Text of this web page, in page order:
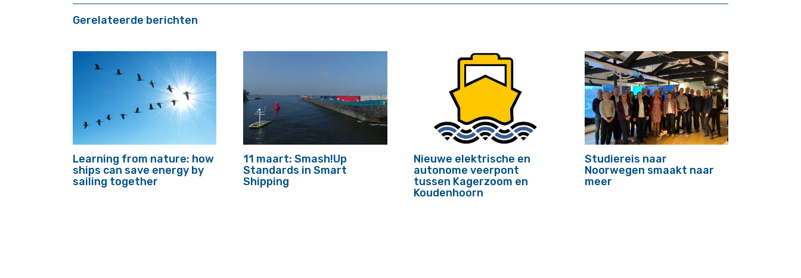
Gerelateerde berichten
Learning from nature: how
ships can save energy by
sailing together
11 maart: Smash!Up
Standards in Smart
Shipping
Nieuwe elektrische en
autonome veerpont
tussen Kagerzoom en
Koudenhoorn
Studiereis naar
Noorwegen smaakt naar
meer